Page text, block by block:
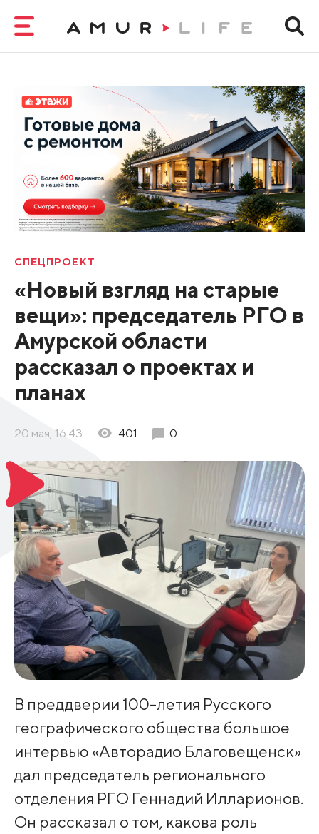
СПЕЦПРОЕКТ
«Новый взгляд на старые
вещи»: председатель РГО в
Амурской области
рассказал о проектах и
планах
20 мая, 16:43 401 0
В преддверии 100-летия Русского
географического общества большое
интервью «Авторадио Благовещенск»
дал председатель регионального
отделения РГО Геннадий Илларионов.
Он рассказал о том, какова роль